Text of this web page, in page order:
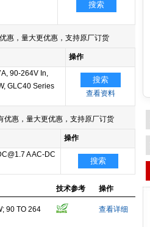
搜索
惠，量大更优惠，支持原厂订货
操作
90-264V In,
GLC40 Series
搜索
查看资料
惠，量大更优惠，支持原厂订货
操作
A AC-DC
搜索
技术参考 操作
90 TO 264
查看详细